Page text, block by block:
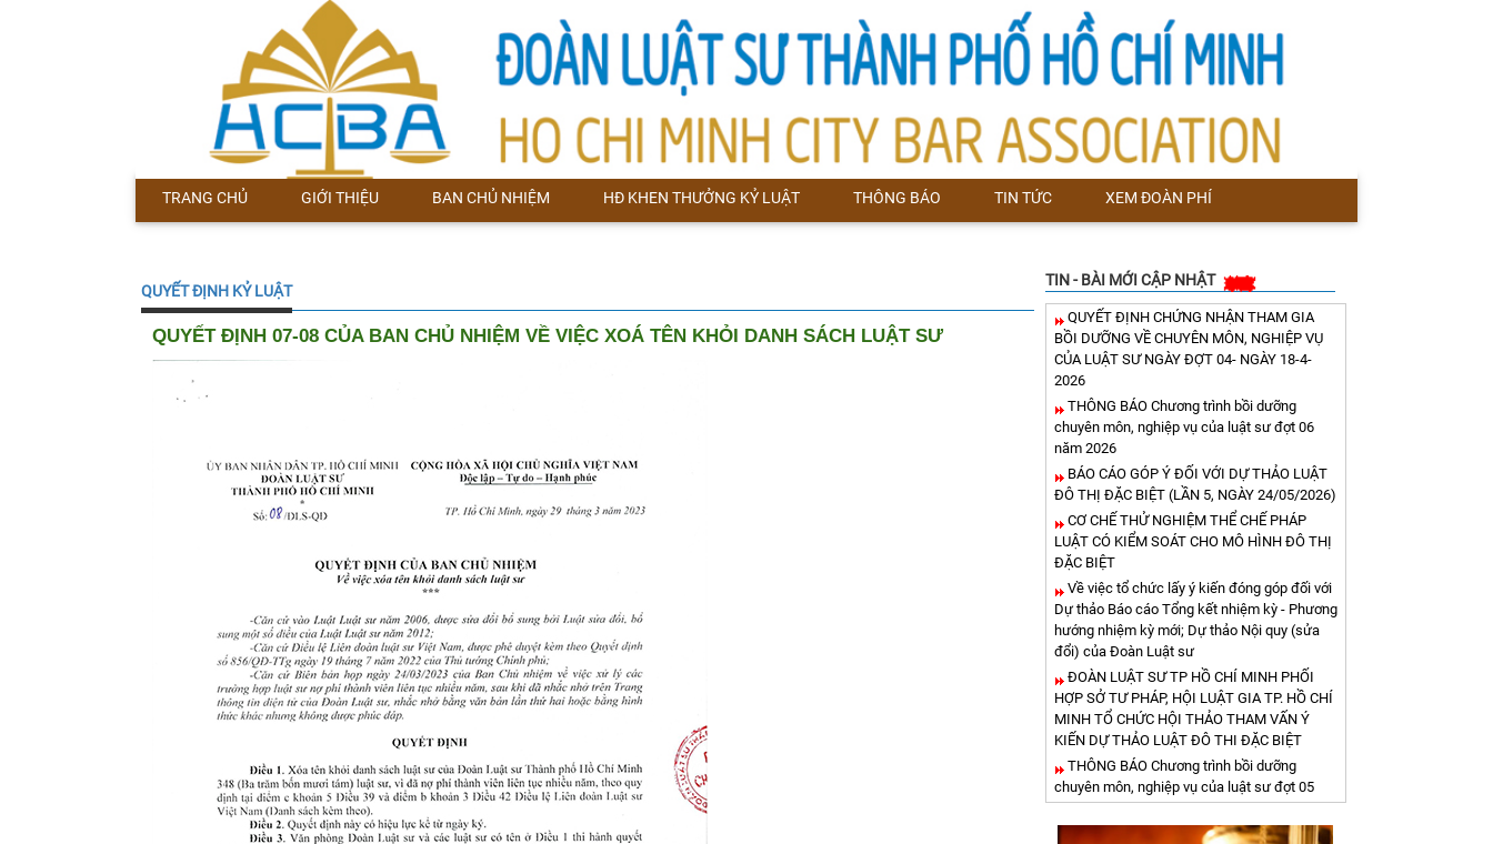
TRANG CHỦ GIỚI THIỆU BAN CHỦ NHIỆM HĐ KHEN THƯỞNG KỶ LUẬT THÔNG BÁO TIN TỨC XEM ĐOÀN PHÍ
QUYẾT ĐỊNH KỶ LUẬT
QUYẾT ĐỊNH 07-08 CỦA BAN CHỦ NHIỆM VỀ VIỆC XOÁ TÊN KHỎI DANH SÁCH LUẬT SƯ
TIN - BÀI MỚI CẬP NHẬT
QUYẾT ĐỊNH CHỨNG NHẬN THAM GIA
BỒI DƯỠNG VỀ CHUYÊN MÔN, NGHIỆP VỤ
CỦA LUẬT SƯ NGÀY ĐỢT 04- NGÀY 18-4-
2026
THÔNG BÁO Chương trình bồi dưỡng
chuyên môn, nghiệp vụ của luật sư đợt 06
năm 2026
BÁO CÁO GÓP Ý ĐỐI VỚI DỰ THẢO LUẬT
ĐÔ THỊ ĐẶC BIỆT (LẦN 5, NGÀY 24/05/2026)
CƠ CHẾ THỬ NGHIỆM THỂ CHẾ PHÁP
LUẬT CÓ KIỂM SOÁT CHO MÔ HÌNH ĐÔ THỊ
ĐẶC BIỆT
Về việc tổ chức lấy ý kiến đóng góp đối với
Dự thảo Báo cáo Tổng kết nhiệm kỳ - Phương
hướng nhiệm kỳ mới; Dự thảo Nội quy (sửa
đổi) của Đoàn Luật sư
ĐOÀN LUẬT SƯ TP HỒ CHÍ MINH PHỐI
HỢP SỞ TƯ PHÁP, HỘI LUẬT GIA TP. HỒ CHÍ
MINH TỔ CHỨC HỘI THẢO THAM VẤN Ý
KIẾN DỰ THẢO LUẬT ĐÔ THI ĐẶC BIỆT
THÔNG BÁO Chương trình bồi dưỡng
chuyên môn, nghiệp vụ của luật sư đợt 05
năm 2026
QUYẾT ĐỊNH CHỨNG NHẬN THAM GIA